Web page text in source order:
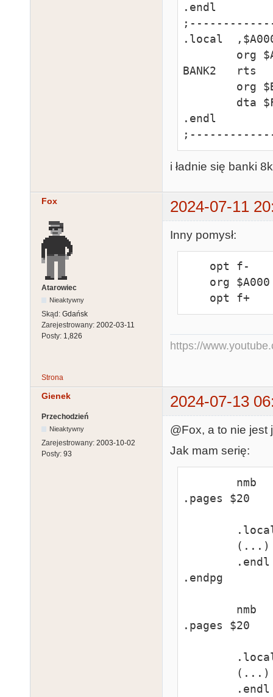
.endl
.local
BANK2   rts
.endl
i ładnie się banki
Fox 2024-07-11
Atarowiec
Nieaktywny
Skąd: Gdańsk
Zarejestrowany: 2002-03-11
Posty: 1,826
Inny pomysł:
    opt f+
https://
Strona
Gienek 2024-07-13
Przechodzień
Nieaktywny
Zarejestrowany: 2003-10-02
Posty: 93
@Fox, a to nie jest
Jak mam serię:
.pages $20
.endpg
.pages $20